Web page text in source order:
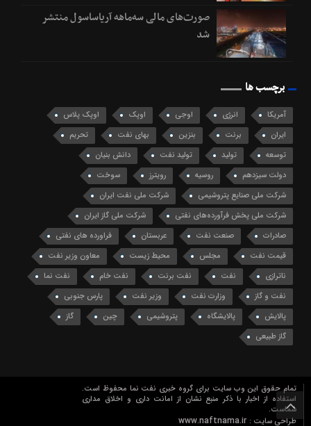
صورت‌های مالی سه‌ماهه آریاساسول منتشر
شد
برچسب ها
آمریکا انرژی اوجی اوپک
اوپک پلاس
ایران
برنت بنزین بهای نفت
تحریم
توسعه
تولید تولید نفت
دانش بنیان
دولت سیزدهم
روسیه رویترز
سوخت
شرکت ملی صنایع پتروشیمی
شرکت ملی نفت ایران
شرکت ملی پخش فرآورده‌های نفتی
شرکت ملی گاز ایران
صادرات
صنعت نفت عربستان
فراورده های نفتی
قیمت نفت
مجلس محیط زیست
معاون وزیر نفت
ناترازی
نفت نفت برنت نفت خام
نفت نما
نفت و گاز
وزارت نفت وزیر نفت
پارس جنوبی
پالایش
پالایشگاه پتروشیمی چین
گاز
گاز طبیعی
تمام حقوق این وب سایت برای گروه خبری نفت نما محفوظ است.
استفاده از اخبار با ذکر منبع نشان از امانت داری و اخلاق مداری
شماست.
طراحی سایت :